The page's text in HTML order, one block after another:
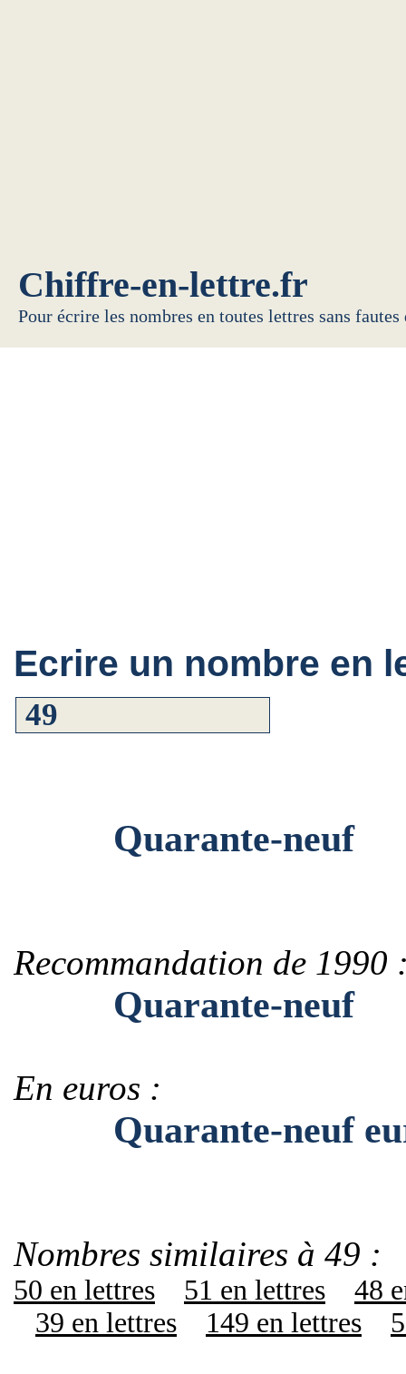
Chiffre-en-lettre.fr
Pour écrire les nombres en toutes lettres sans
Ecrire un nombre en
Quarante-neuf
Recommandation de 1990
Quarante-neuf
En euros :
Quarante-neuf
Nombres similaires à 49 :
50 en lettres 51 en lettres
48
39 en lettres
149 en lettres